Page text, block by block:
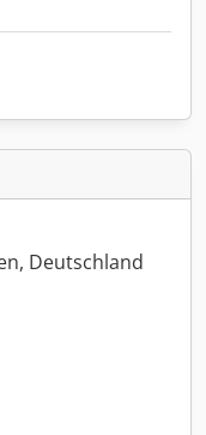
Deutschland